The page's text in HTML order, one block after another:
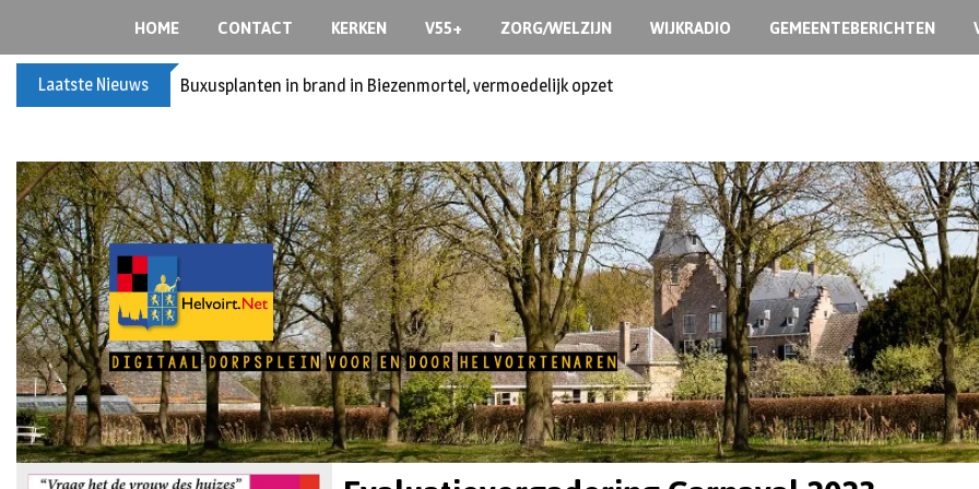
HOME CONTACT KERKEN V55+ ZORG/WELZIJN WIJKRADIO GEMEENTEBERICHTEN
Laatste Nieuws Buxusplanten in brand in Biezenmortel, vermoedelijk opzet